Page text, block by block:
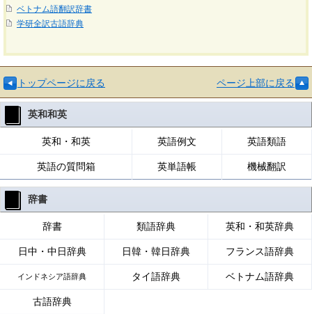
ベトナム語翻訳辞書
学研全訳古語辞典
トップページに戻る ページ上部に戻る
英和和英
英和・和英 英語例文 英語類語
英語の質問箱 英単語帳 機械翻訳
辞書
辞書 類語辞典 英和・和英辞典
日中・中日辞典 日韓・韓日辞典 フランス語辞典
インドネシア語辞典 タイ語辞典 ベトナム語辞典
古語辞典